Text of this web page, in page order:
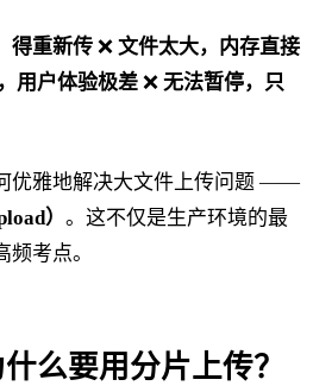
得重新传 ❌ 文件太大，内存直接
用户体验极差 ❌ 无法暂停，只
优雅地解决大文件上传问题 ——
） 。这不仅是生产环境的最
考点。
么要用分片上传？